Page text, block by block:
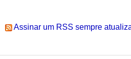
Assinar um RSS sempre